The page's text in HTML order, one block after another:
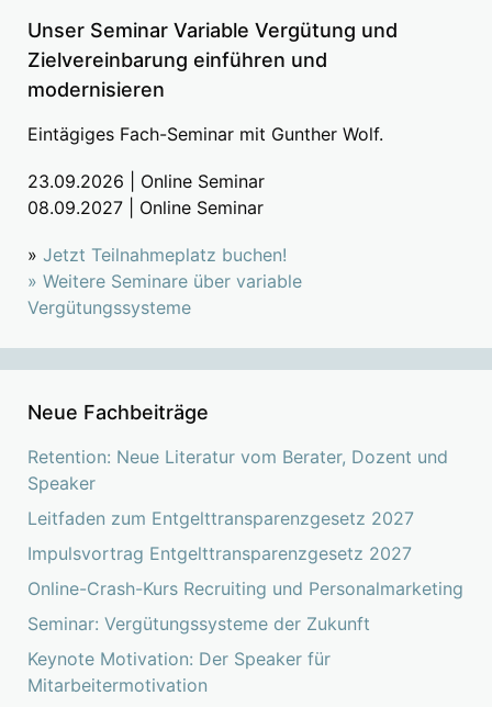
Unser Seminar Variable Vergütung und
Zielvereinbarung einführen und
modernisieren
Eintägiges Fach-Seminar mit Gunther Wolf.
23.09.2026 | Online Seminar
08.09.2027 | Online Seminar
» Jetzt Teilnahmeplatz buchen!
» Weitere Seminare über variable
Vergütungssysteme
Neue Fachbeiträge
Retention: Neue Literatur vom Berater, Dozent und
Speaker
Leitfaden zum Entgelttransparenzgesetz 2027
Impulsvortrag Entgelttransparenzgesetz 2027
Online-Crash-Kurs Recruiting und Personalmarketing
Seminar: Vergütungssysteme der Zukunft
Keynote Motivation: Der Speaker für
Mitarbeitermotivation